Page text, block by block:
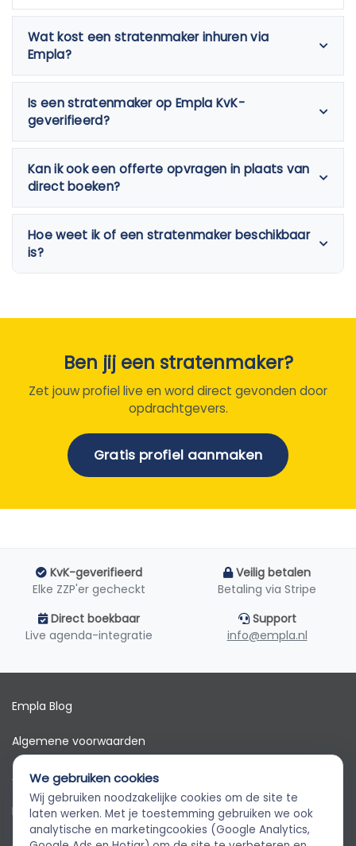
Wat kost een stratenmaker inhuren via
Empla?
Is een stratenmaker op Empla KvK-
geverifieerd?
Kan ik ook een offerte opvragen in plaats van
direct boeken?
Hoe weet ik of een stratenmaker beschikbaar
is?
Ben jij een stratenmaker?
Zet jouw profiel live en word direct gevonden door
opdrachtgevers.
Gratis profiel aanmaken
KvK-geverifieerd
Elke ZZP'er gecheckt
Veilig betalen
Betaling via Stripe
Direct boekbaar
Live agenda-integratie
Support
info@empla.nl
Empla Blog
Algemene voorwaarden
AVG
PrivacybeleidEmpla Assistent
Altijd beschikbaar, stel een vraag
We gebruiken cookies
Wij gebruiken noodzakelijke cookies om de site te
laten werken. Met je toestemming gebruiken we ook
analytische en marketingcookies (Google Analytics,